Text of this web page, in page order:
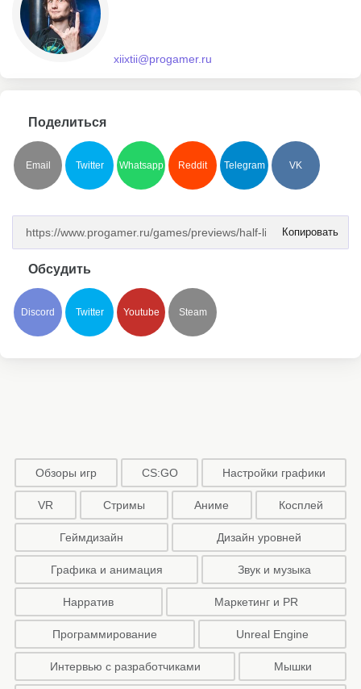
xiixtii@progamer.ru
Поделиться
Email Twitter Whatsapp Reddit Telegram VK
Копировать
Обсудить
Discord Twitter Youtube Steam
Обзоры игр CS:GO Настройки графики
VR Стримы Аниме Косплей
Геймдизайн Дизайн уровней
Графика и анимация Звук и музыка
Нарратив Маркетинг и PR
Программирование Unreal Engine
Интервью с разработчиками Мышки